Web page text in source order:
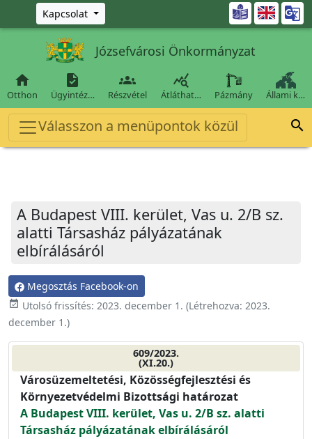
Ugrás a fő tartalomra
Kapcsolat 
Józsefvárosi Önkormányzat

Otthon

Ügyintéz…

Részvétel

Átláthat… Pázmány Állami k…
Válasszon a menüpontok közül 
A Budapest VIII. kerület, Vas u. 2/B sz.
alatti Társasház pályázatának
elbírálásáról
Megosztás Facebook-on
event_available Utolsó frissítés: 2023. december 1. (Létrehozva: 2023.
december 1.)
609/2023.
(XI.20.)
Városüzemeltetési, Közösségfejlesztési és
Környezetvédelmi Bizottsági határozat
A Budapest VIII. kerület, Vas u. 2/B sz. alatti
Társasház pályázatának elbírálásáról